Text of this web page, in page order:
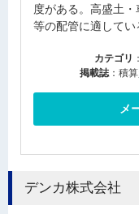
度がある。高盛土
等の配管に適してい
カテゴリ ：
掲載誌：積
メ
デンカ株式会社